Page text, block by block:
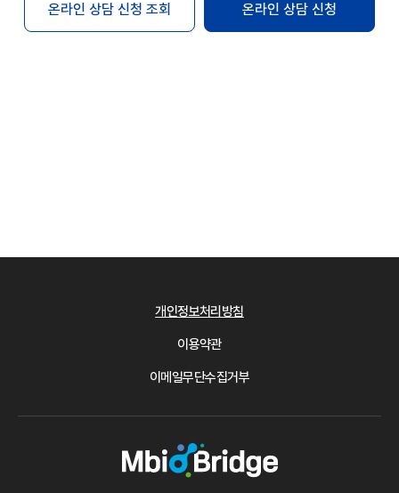
온라인 상담 신청 조회 온라인 상담 신청
개인정보처리방침
이용약관
이메일무단수집거부